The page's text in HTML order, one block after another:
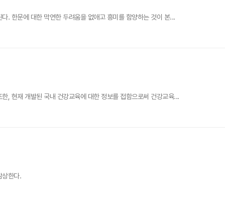
. 한문에 대한 막연한 두려움을 없애고 흥미를 함양하는 것이 본...
, 현재 개발된 국내 건강교육에 대한 정보를 접함으로써 건강교육...
상한다.